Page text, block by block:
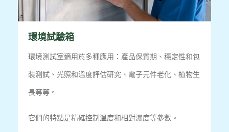
環境試驗箱
環境測試室適用於多種應用：產品保質期、穩定性和包
裝測試、光照和溫度評估研究、電子元件老化、植物生
長等等。
它們的特點是精確控制溫度和相對濕度等參數。